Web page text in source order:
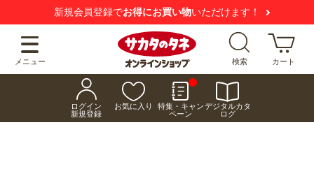
【注意喚起】悪質な偽サイトにご注意ください
メニュー 検索 カート
ログイン
新規登録
お気に入り
特集・キャン
ペーン
デジタルカタ
ログ